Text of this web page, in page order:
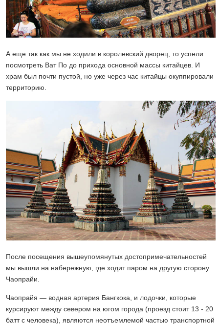
А еще так как мы не ходили в королевский дворец, то успели
посмотреть Ват По до прихода основной массы китайцев. И
храм был почти пустой, но уже через час китайцы окуппировали
территорию.
После посещения вышеупомянутых достопримечательностей
мы вышли на набережную, где ходит паром на другую сторону
Чаопрайи.
Чаопрайя — водная артерия Бангкока, и лодочки, которые
курсируют между севером на югом города (проезд стоит 13 - 20
батт с человека), являются неотъемлемой частью транспортной